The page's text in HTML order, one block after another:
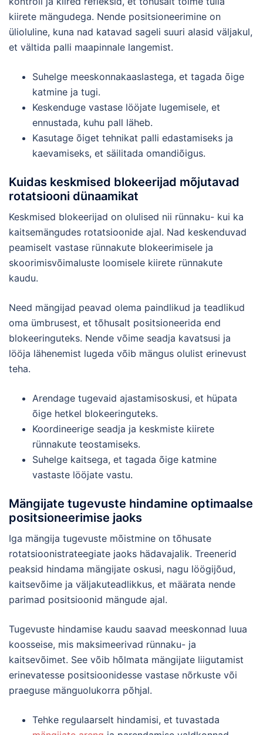
kiirete mängudega. Nende positsioneerimine on
ülioluline, kuna nad katavad sageli suuri alasid väljakul,
et vältida palli maapinnale langemist.
Suhelge meeskonnakaaslastega, et tagada õige
katmine ja tugi.
Keskenduge vastase lööjate lugemisele, et
ennustada, kuhu pall läheb.
Kasutage õiget tehnikat palli edastamiseks ja
kaevamiseks, et säilitada omandiõigus.
Kuidas keskmised blokeerijad mõjutavad
rotatsiooni dünaamikat
Keskmised blokeerijad on olulised nii rünnaku- kui ka
kaitsemängudes rotatsioonide ajal. Nad keskenduvad
peamiselt vastase rünnakute blokeerimisele ja
skoorimisvõimaluste loomisele kiirete rünnakute
kaudu.
Need mängijad peavad olema paindlikud ja teadlikud
oma ümbrusest, et tõhusalt positsioneerida end
blokeeringuteks. Nende võime seadja kavatsusi ja
lööja lähenemist lugeda võib mängus olulist erinevust
teha.
Arendage tugevaid ajastamisoskusi, et hüpata
õige hetkel blokeeringuteks.
Koordineerige seadja ja keskmiste kiirete
rünnakute teostamiseks.
Suhelge kaitsega, et tagada õige katmine
vastaste lööjate vastu.
Mängijate tugevuste hindamine optimaalse
positsioneerimise jaoks
Iga mängija tugevuste mõistmine on tõhusate
rotatsioonistrateegiate jaoks hädavajalik. Treenerid
peaksid hindama mängijate oskusi, nagu löögijõud,
kaitsevõime ja väljakuteadlikkus, et määrata nende
parimad positsioonid mängude ajal.
Tugevuste hindamise kaudu saavad meeskonnad luua
koosseise, mis maksimeerivad rünnaku- ja
kaitsevõimet. See võib hõlmata mängijate liigutamist
erinevatesse positsioonidesse vastase nõrkuste või
praeguse mänguolukorra põhjal.
Tehke regulaarselt hindamisi, et tuvastada